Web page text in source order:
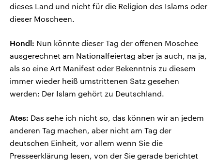
dieses Land und nicht für die Religion des Islams oder
dieser Moscheen.
Hondl: Nun könnte dieser Tag der offenen Moschee
ausgerechnet am Nationalfeiertag aber ja auch, na ja,
als so eine Art Manifest oder Bekenntnis zu diesem
immer wieder heiß umstrittenen Satz gesehen
werden: Der Islam gehört zu Deutschland.
Ates: Das sehe ich nicht so, das können wir an jedem
anderen Tag machen, aber nicht am Tag der
deutschen Einheit, vor allem wenn Sie die
Presseerklärung lesen, von der Sie gerade berichtet